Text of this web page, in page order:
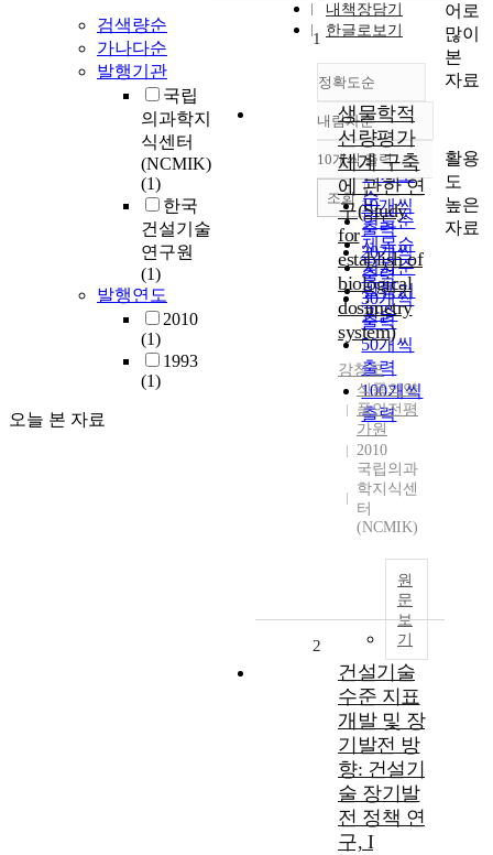
검색량순
가나다순
발행기관
국립
의과학지
식센터
(NCMIK)
(1)
한국
건설기술
연구원
(1)
발행연도
2010
(1)
1993
(1)
오늘 본 자료
내책장담기
한글로보기
정확도순
정확도
순
인기도
순
연도순
제목순
저자순
발행기
관순
내림차순
내림차순
10개씩 출력
10개씩
출력
20개씩
출력
30개씩
출력
50개씩
출력
100개씩
출력
조회
1
생물학적
선량평가
체계 구축
에 관한 연
구(Study
for
establish of
biological
dosimetry
system)
강창모
식품의약
품안전평
가원
2010
국립의과
학지식센
터
(NCMIK)
원
문
보
기
2
건설기술
수준 지표
개발 및 장
기발전 방
향: 건설기
술 장기발
전 정책 연
구, I
어로
많이
본
자료
활용
도
높은
자료